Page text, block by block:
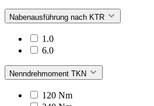
Nabenausführung nach KTR
1.0
6.0
Nenndrehmoment TKN
120 Nm